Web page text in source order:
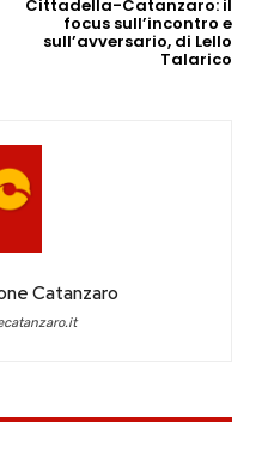
Cittadella-Catanzaro: il
focus sull’incontro e
sull’avversario, di Lello
Talarico
Catanzaro